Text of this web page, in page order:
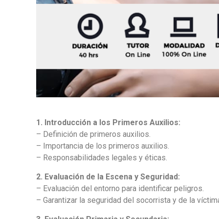
1. Introducción a los Primeros Auxilios:
– Definición de primeros auxilios.
– Importancia de los primeros auxilios.
– Responsabilidades legales y éticas.
2. Evaluación de la Escena y Seguridad:
– Evaluación del entorno para identificar peligros.
– Garantizar la seguridad del socorrista y de la